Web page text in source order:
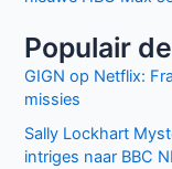
Populair
GIGN op Netflix:
missies
Sally Lockhart
intriges naar BBC